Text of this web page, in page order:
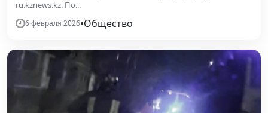
ru.kznews.kz. По...
6 февраля 2026•Общество